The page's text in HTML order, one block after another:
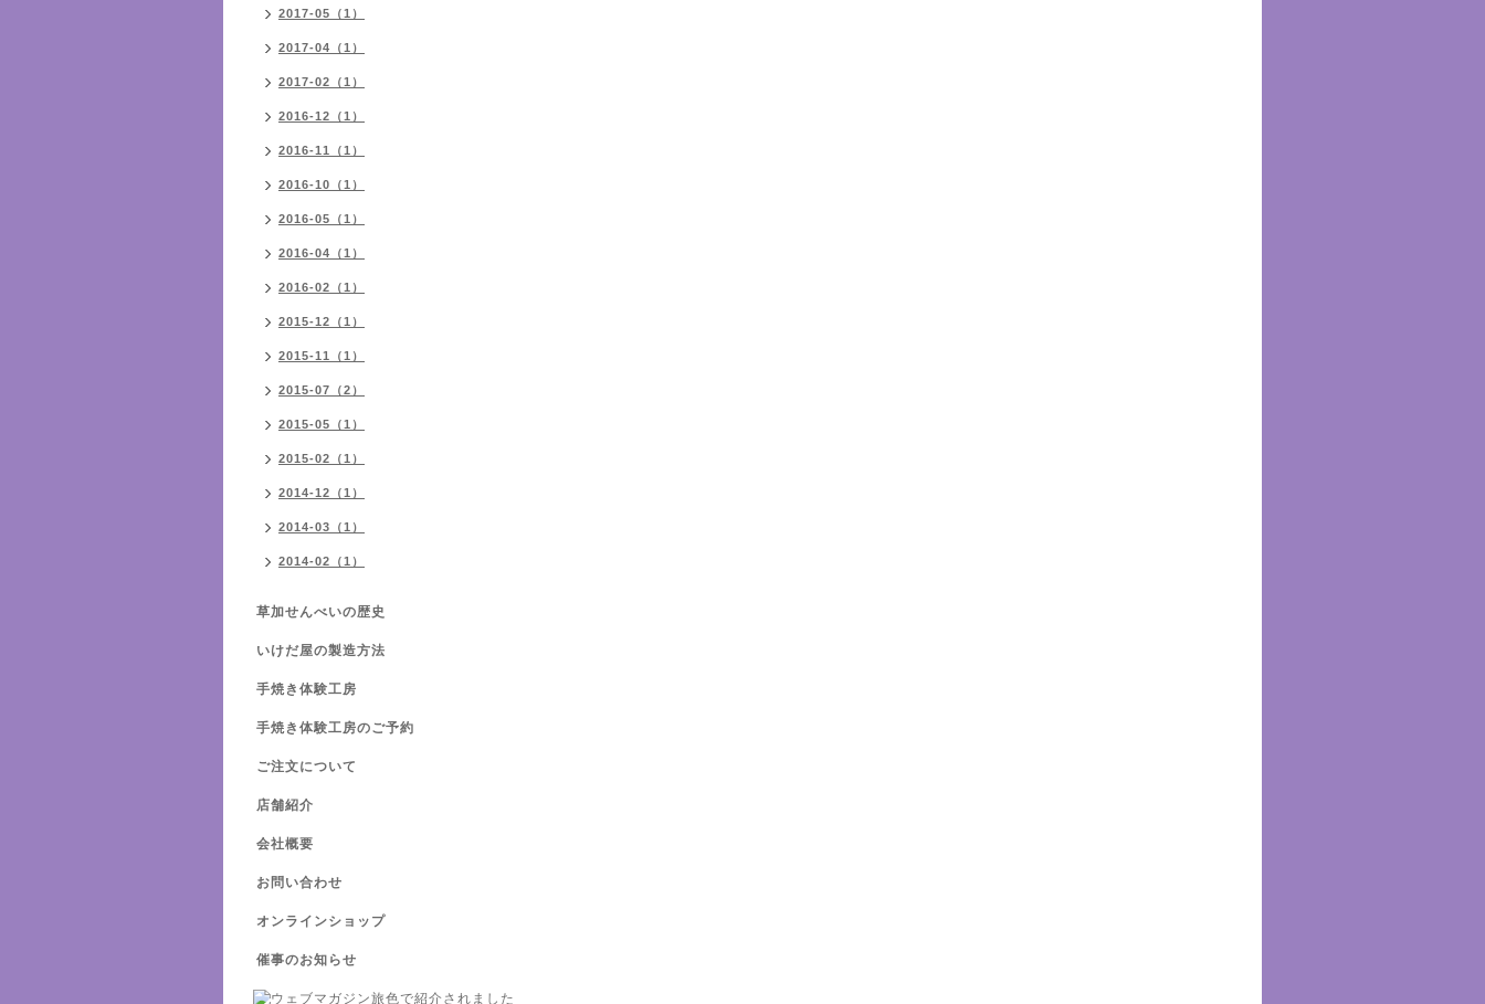
2017-05（1）
2017-04（1）
2017-02（1）
2016-12（1）
2016-11（1）
2016-10（1）
2016-05（1）
2016-04（1）
2016-02（1）
2015-12（1）
2015-11（1）
2015-07（2）
2015-05（1）
2015-02（1）
2014-12（1）
2014-03（1）
2014-02（1）
草加せんべいの歴史
いけだ屋の製造方法
手焼き体験工房
手焼き体験工房のご予約
ご注文について
店舗紹介
会社概要
お問い合わせ
オンラインショップ
催事のお知らせ